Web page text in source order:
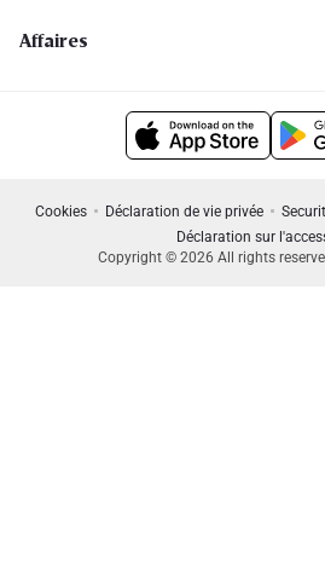
Affaires
Cookies Déclaration de vie privée
Déclaration sur
Copyright © 2026 All rights